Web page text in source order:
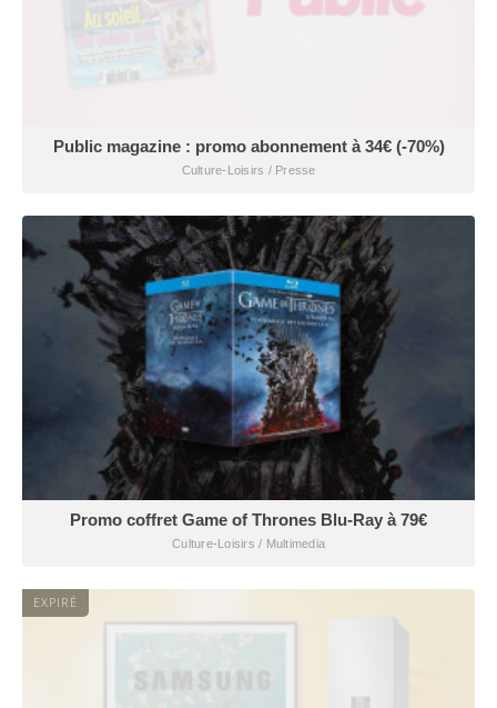
Public magazine : promo abonnement à 34€ (-70%)
Culture-Loisirs / Presse
Promo coffret Game of Thrones Blu-Ray à 79€
Culture-Loisirs / Multimedia
EXPIRÉ